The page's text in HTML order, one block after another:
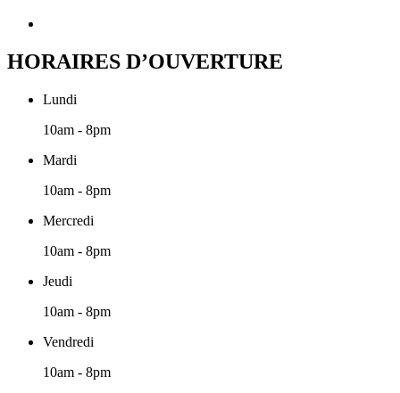
HORAIRES D’OUVERTURE
Lundi
10am - 8pm
Mardi
10am - 8pm
Mercredi
10am - 8pm
Jeudi
10am - 8pm
Vendredi
10am - 8pm